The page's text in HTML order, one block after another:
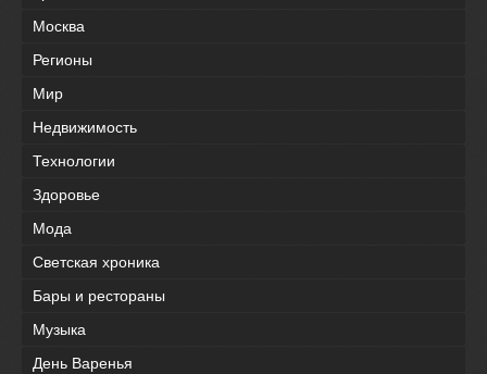
Москва
Регионы
Мир
Недвижимость
Технологии
Здоровье
Мода
Светская хроника
Бары и рестораны
Музыка
День Варенья